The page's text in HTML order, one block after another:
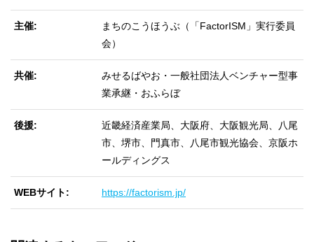
主催
まちのこうほうぶ（「FactorISM」実行委員
会）
共催
みせるばやお・一般社団法人ベンチャー型事
業承継・おふらぼ
後援
近畿経済産業局、大阪府、大阪観光局、八尾
市、堺市、門真市、八尾市観光協会、京阪ホ
ールディングス
WEBサイト https://factorism.jp/